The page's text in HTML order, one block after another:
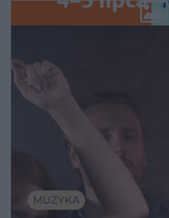
Wawelu
MUZYKA